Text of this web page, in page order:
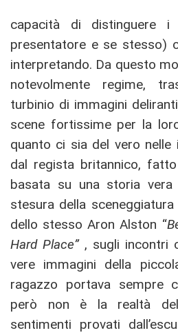
capacità di distinguere i
presentatore e se stesso)
interpretando. Da questo
notevolmente regime,
turbinio di immagini
scene fortissime per la
quanto ci sia del vero nelle
dal regista britannico,
basata su una storia
stesura della
dello stesso Aron Alston “
Hard Place” , sugli incontri
vere immagini della
ragazzo portava sempre
però non è la realtà
sentimenti provati